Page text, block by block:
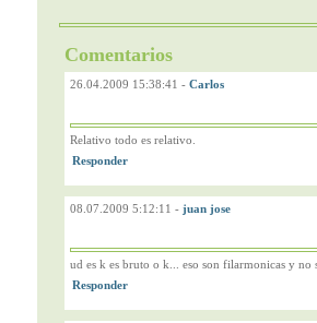
Comentarios
26.04.2009 15:38:41 - Carlos
Relativo todo es relativo.
08.07.2009 5:12:11 - juan jose
ud es k es bruto o k... eso son filarmonicas y